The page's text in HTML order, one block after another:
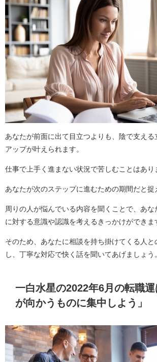
あなたが前面に出て目立つよりも、陰で支える
アップが叶えられます。
仕事で上手く進まない状況で苦しむことはあり
あなたが次のステップに進むための期間だと捉
周りの人が悩んでいる内容を聞くことで、あ
に対する意識や認識を考えるきっかけができま
そのため、あなたに相談を持ち掛けてくる人と
し、丁寧な対応で快く話を聞いてあげましょう
一白水星の2022年6月の転職
が向かうものに集中しよう」